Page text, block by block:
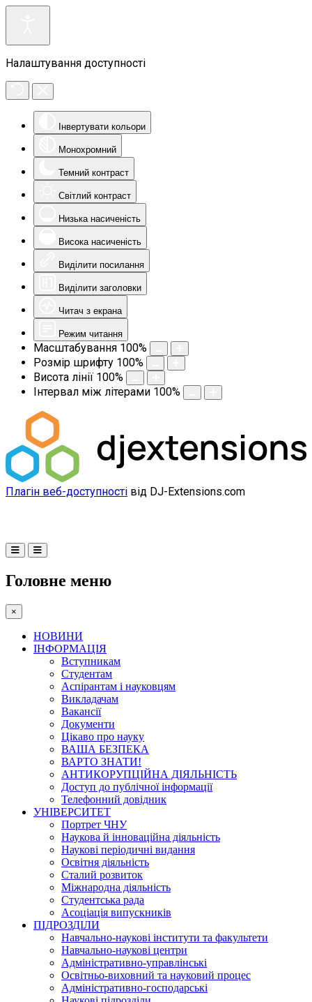
Налаштування доступності
Інвертувати кольори
Монохромний
Темний контраст
Світлий контраст
Низька насиченість
Висока насиченість
Виділити посилання
Виділити заголовки
Читач з екрана
Режим читання
Масштабування 100%
Розмір шрифту 100%
Висота лінії 100%
Інтервал між літерами 100%
Плагін веб-доступності від DJ-Extensions.com
Головне меню
×
НОВИНИ
ІНФОРМАЦІЯ
Вступникам
Студентам
Аспірантам і науковцям
Викладачам
Вакансії
Документи
Цікаво про науку
ВАША БЕЗПЕКА
ВАРТО ЗНАТИ!
АНТИКОРУПЦІЙНА ДІЯЛЬНІСТЬ
Доступ до публічної інформації
Телефонний довідник
УНІВЕРСИТЕТ
Портрет ЧНУ
Наукова й інноваційна діяльність
Наукові періодичні видання
Освітня діяльність
Сталий розвиток
Міжнародна діяльність
Студентська рада
Асоціація випускників
ПІДРОЗДІЛИ
Навчально-наукові інститути та факультети
Навчально-наукові центри
Адміністративно-управлінські
Освітньо-виховний та науковий процес
Адміністративно-господарські